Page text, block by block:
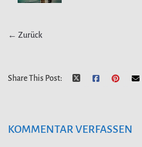
← Zurück
Share This Post:
KOMMENTAR VERFASSEN